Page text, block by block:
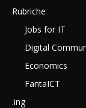
Rubriche
Jobs for IT
Digital
Economics
FantaICT
.ing